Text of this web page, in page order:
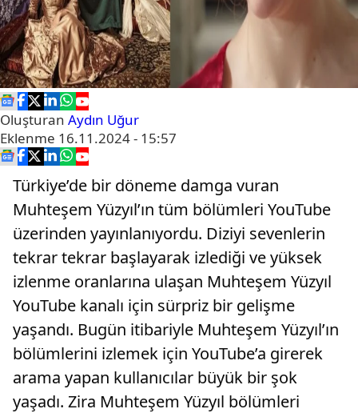
Oluşturan Aydın Uğur
Eklenme 16.11.2024 - 15:57
Türkiye’de bir döneme damga vuran
Muhteşem Yüzyıl’ın tüm bölümleri YouTube
üzerinden yayınlanıyordu. Diziyi sevenlerin
tekrar tekrar başlayarak izlediği ve yüksek
izlenme oranlarına ulaşan Muhteşem Yüzyıl
YouTube kanalı için sürpriz bir gelişme
yaşandı. Bugün itibariyle Muhteşem Yüzyıl’ın
bölümlerini izlemek için YouTube’a girerek
arama yapan kullanıcılar büyük bir şok
yaşadı. Zira Muhteşem Yüzyıl bölümleri